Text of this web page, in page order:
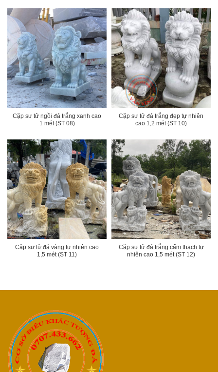
Cặp sư tử ngồi đá trắng xanh cao
1 mét (ST 08)
Cặp sư tử đá trắng đẹp tự nhiên
cao 1,2 mét (ST 10)
Cặp sư tử đá vàng tự nhiên cao
1,5 mét (ST 11)
Cặp sư tử đá trắng cẩm thạch tự
nhiên cao 1,5 mét (ST 12)